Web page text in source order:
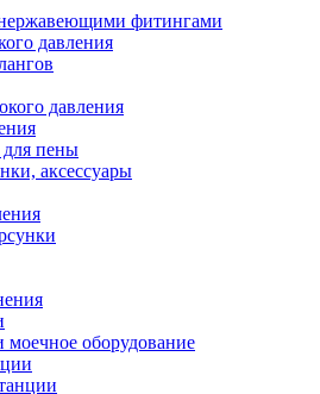
фитингами
давления
давления
пены
аксессуары
оборудование